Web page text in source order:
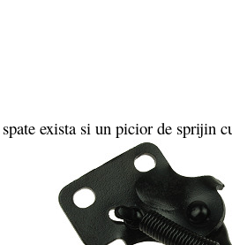
exista si un picior de sprijin